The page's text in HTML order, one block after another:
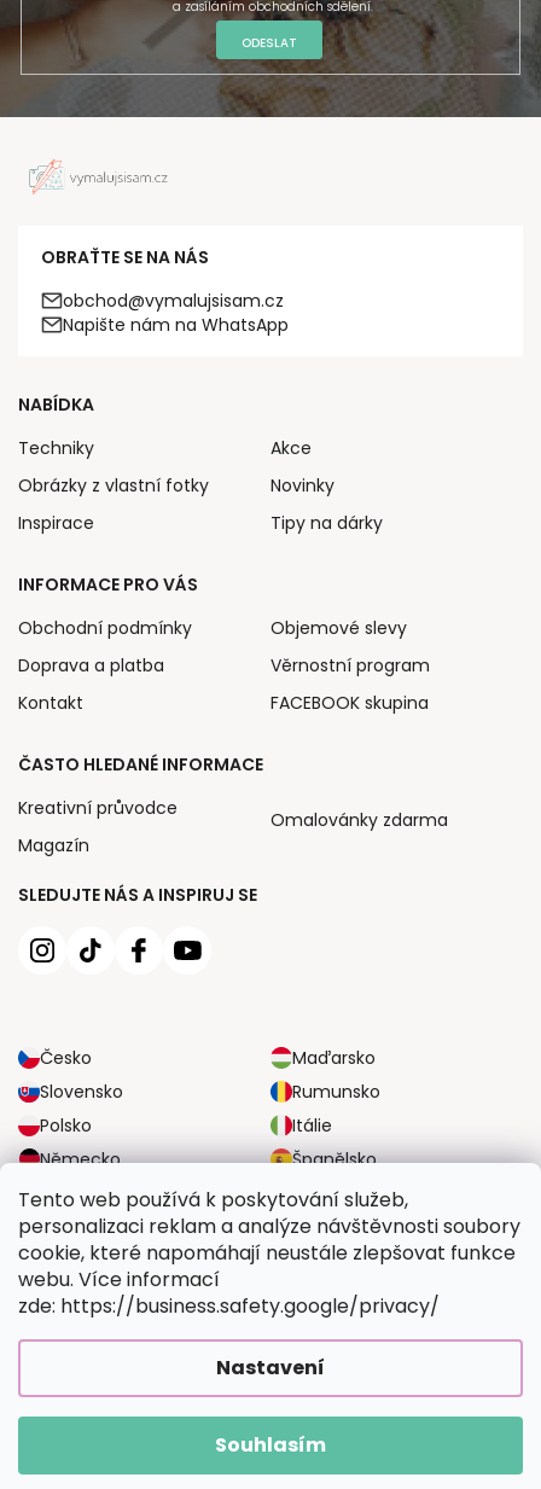
Tento web používá k poskytování služeb,
personalizaci reklam a analýze návštěvnosti soubory
cookie, které napomáhají neustále zlepšovat funkce
webu. Více informací
zde: https://business.safety.google/privacy/
Nastavení
Souhlasím
a zasíláním obchodních sdělení.
ODESLAT
OBRAŤTE SE NA NÁS
obchod@vymalujsisam.cz
Napište nám na WhatsApp
SLEDUJTE NÁS A INSPIRUJ SE
Česko
Maďarsko
Slovensko
Rumunsko
Polsko
Itálie
Německo
Španělsko
Velká Británie
Rakousko
NABÍDKA
Techniky
Obrázky z vlastní fotky
Inspirace
Akce
Novinky
Tipy na dárky
INFORMACE PRO VÁS
Obchodní podmínky
Doprava a platba
Kontakt
Objemové slevy
Věrnostní program
FACEBOOK skupina
ČASTO HLEDANÉ INFORMACE
Kreativní průvodce
Magazín
Omalovánky zdarma
SPOLEHLIVÉ MOŽNOSTI DOPRAVY
BEZPEČNÉ MOŽNOSTI PLATBY
Vytvořil Shoptet Premium|UpraviloFV STUDIO
Vymalujsisam.cz. Všechna práva vyhrazena.